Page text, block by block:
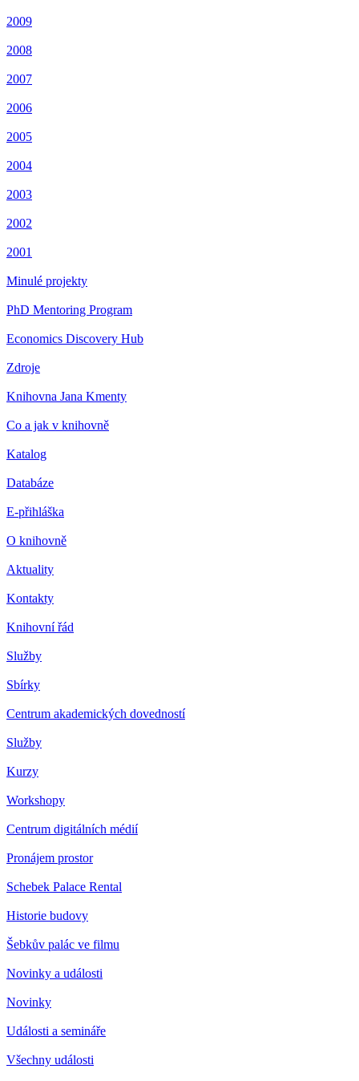
2009
2008
2007
2006
2005
2004
2003
2002
2001
Minulé projekty
PhD Mentoring Program
Economics Discovery Hub
Zdroje
Knihovna Jana Kmenty
Co a jak v knihovně
Katalog
Databáze
E-přihláška
O knihovně
Aktuality
Kontakty
Knihovní řád
Služby
Sbírky
Centrum akademických dovedností
Služby
Kurzy
Workshopy
Centrum digitálních médií
Pronájem prostor
Schebek Palace Rental
Historie budovy
Šebkův palác ve filmu
Novinky a události
Novinky
Události a semináře
Všechny události